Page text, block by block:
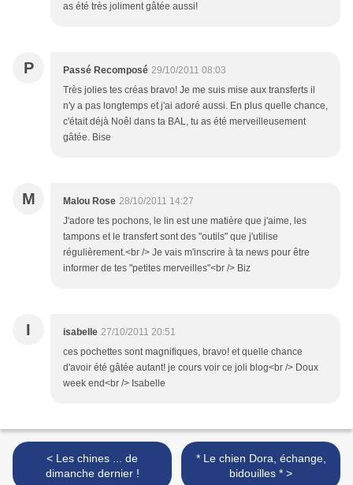
as été très joliment gâtée aussi!
P Passé Recomposé 29/10/2011 08:03
Très jolies tes créas bravo! Je me suis mise aux transferts il
n'y a pas longtemps et j'ai adoré aussi. En plus quelle chance,
c'était déjà Noêl dans ta BAL, tu as été merveilleusement
gâtée. Bise
M Malou Rose 28/10/2011 14:27
J'adore tes pochons, le lin est une matière que j'aime, les
tampons et le transfert sont des "outils" que j'utilise
régulièrement.<br /> Je vais m'inscrire à ta news pour être
informer de tes "petites merveilles"<br /> Biz
I isabelle 27/10/2011 20:51
ces pochettes sont magnifiques, bravo! et quelle chance
d'avoir été gâtée autant! je cours voir ce joli blog<br /> Doux
week end<br /> Isabelle
< Les chines ... de
dimanche dernier !
* Le chien Dora, échange,
bidouilles * >